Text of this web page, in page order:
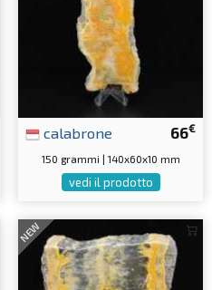
66€
calabrone
150 grammi | 140x60x10 mm
vedi il prodotto
NEW